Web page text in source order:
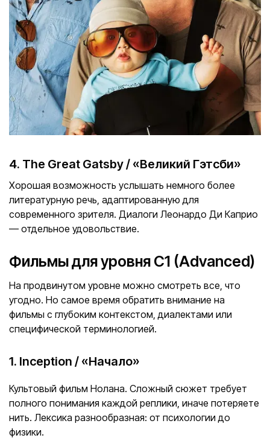
4. The Great Gatsby / «Великий Гэтсби»
Хорошая возможность услышать немного более
литературную речь, адаптированную для
современного зрителя. Диалоги Леонардо Ди Каприо
— отдельное удовольствие.
Фильмы для уровня C1 (Advanced)
На продвинутом уровне можно смотреть все, что
угодно. Но самое время обратить внимание на
фильмы с глубоким контекстом, диалектами или
специфической терминологией.
1. Inception / «Начало»
Культовый фильм Нолана. Сложный сюжет требует
полного понимания каждой реплики, иначе потеряете
нить. Лексика разнообразная: от психологии до
физики.